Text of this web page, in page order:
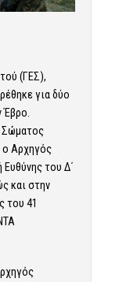
(ΓΕΣ),
για δύο
Έβρο
Σώματος
ο Αρχηγός
του Δ΄
και στην
του 41